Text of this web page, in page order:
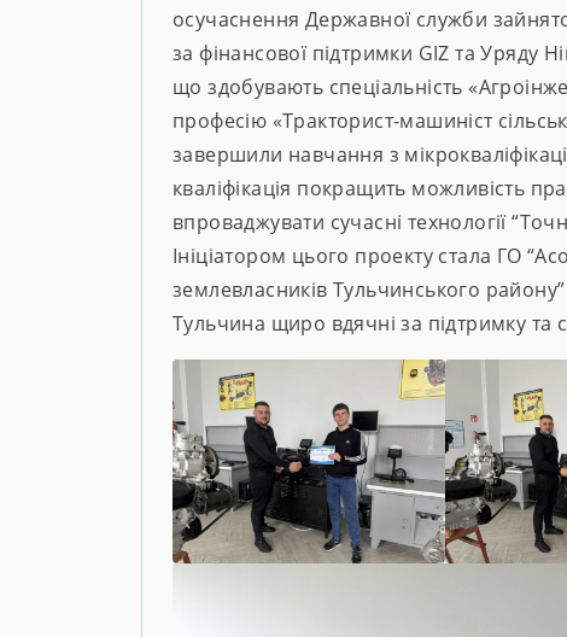
осучаснення Державної служби
за фінансової підтримки GIZ та Уряду
що здобувають спеціальність
професію «Тракторист-машиніст
завершили навчання з
кваліфікація покращить можливість
впроваджувати сучасні технології
Ініціатором цього проекту стала ГО
землевласників Тульчинського
Тульчина щиро вдячні за підтримку та